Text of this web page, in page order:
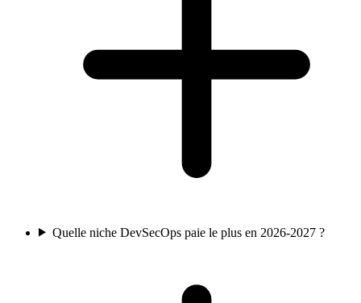
Quelle niche DevSecOps paie le plus en 2026-2027 ?